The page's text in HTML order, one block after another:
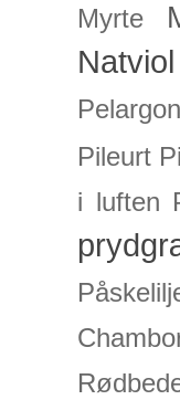
Myrte
Natviol
Pileurt
i luften